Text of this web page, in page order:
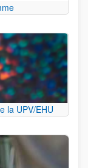
la UPV/EHU